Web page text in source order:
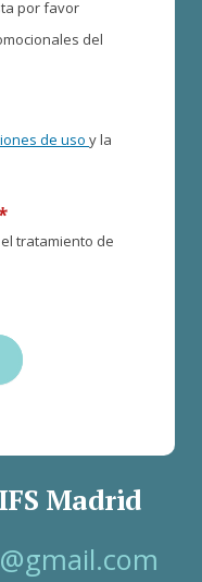
por favor
del
de usoy la
tratamiento de
Madrid